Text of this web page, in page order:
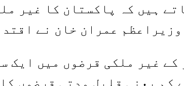
ہیں کہ پاکستان کا غیر